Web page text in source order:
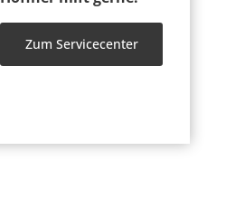
Zum Servicecenter